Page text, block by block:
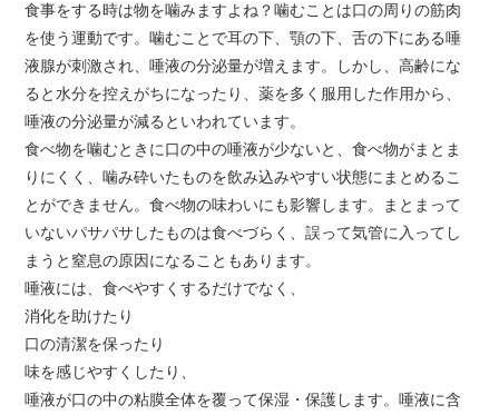
食事をする時は物を噛みますよね？噛むことは口の周りの筋肉
を使う運動です。噛むことで耳の下、顎の下、舌の下にある唾
液腺が刺激され、唾液の分泌量が増えます。しかし、高齢にな
ると水分を控えがちになったり、薬を多く服用した作用から、
唾液の分泌量が減るといわれています。
食べ物を噛むときに口の中の唾液が少ないと、食べ物がまとま
りにくく、噛み砕いたものを飲み込みやすい状態にまとめるこ
とができません。食べ物の味わいにも影響します。まとまって
いないパサパサしたものは食べづらく、誤って気管に入ってし
まうと窒息の原因になることもあります。
唾液には、食べやすくするだけでなく、
消化を助けたり
口の清潔を保ったり
味を感じやすくしたり、
唾液が口の中の粘膜全体を覆って保湿・保護します。唾液に含